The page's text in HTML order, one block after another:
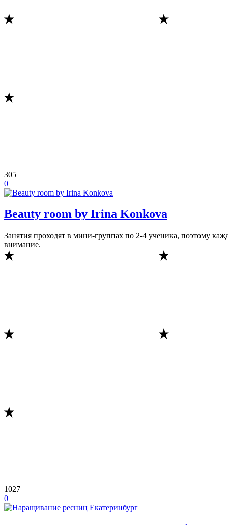
305
0
Beauty room by Irina Konkova
Занятия проходят в мини-группах по 2-4 ученика, поэтому
внимание.
1027
0